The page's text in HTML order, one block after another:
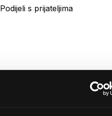
Podijeli s prijateljima